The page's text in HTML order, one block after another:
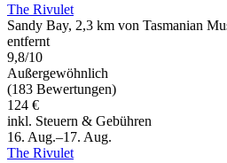
The Rivulet
Sandy Bay, 2,3 km von Tasmanian
entfernt
9,8/10
Außergewöhnlich
(183 Bewertungen)
124 €
inkl. Steuern & Gebühren
16. Aug.–17. Aug.
The Rivulet